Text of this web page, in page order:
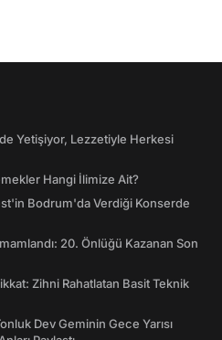
Yetişiyor, Lezzetiyle Herkesi
Hangi İlimize Ait?
Bodrum'da Verdiği Konserde
20. Önlüğü Kazanan Son
Zihni Rahatlatan Basit Teknik
Dev Geminin Gece Yarısı